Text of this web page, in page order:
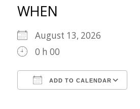
WHEN
August 13, 2026
0 h 00
ADD TO CALENDAR